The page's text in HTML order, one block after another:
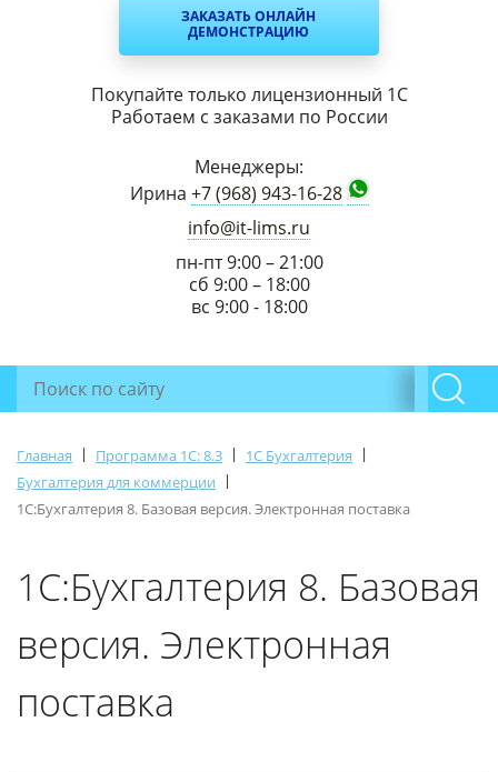
ЗАКАЗАТЬ ОНЛАЙН
ДЕМОНСТРАЦИЮ
Покупайте только лицензионный 1С
Работаем с заказами по России
Менеджеры:
Ирина +7 (968) 943-16-28
info@it-lims.ru
пн-пт 9:00 – 21:00
сб 9:00 – 18:00
вс 9:00 - 18:00
Главная | Программа 1С: 8.3 | 1С Бухгалтерия
|
Бухгалтерия для коммерции
|
1С:Бухгалтерия 8. Базовая версия. Электронная поставка
1С:Бухгалтерия 8. Базовая
версия. Электронная
поставка